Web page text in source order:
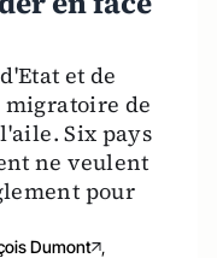
et de
de
Six pays
ne veulent
pour
Dumont ,